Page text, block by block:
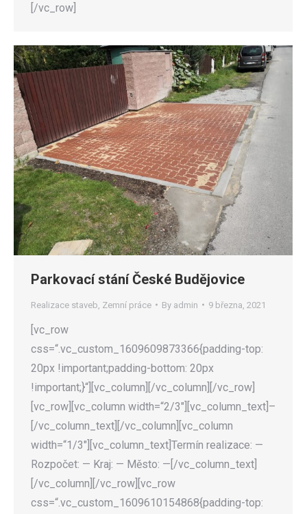
[/vc_row]
Parkovací stání České Budějovice
Realizace staveb Zemní práce By admin 9 března, 2021
[vc_row
css=“.vc_custom_1609609873366{padding-top:
20px !important;padding-bottom: 20px
!important;}“][vc_column][/vc_column][/vc_row]
[vc_row][vc_column width=“2/3″][vc_column_text]–
[/vc_column_text][/vc_column][vc_column
width=“1/3″][vc_column_text]Termín realizace: —
Rozpočet: — Kraj: — Město: —[/vc_column_text]
[/vc_column][/vc_row][vc_row
css=“.vc_custom_1609610154868{padding-top: